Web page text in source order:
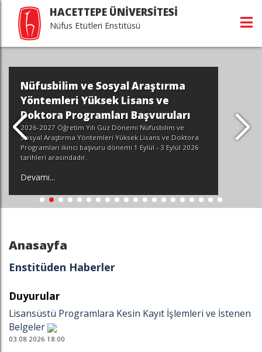
HACETTEPE ÜNİVERSİTESİ
Nüfus Etütleri Enstitüsü
Nüfusbilim ve Sosyal Araştırma
Yöntemleri Yüksek Lisans ve
Doktora Programları Başvuruları
2026-2027 Öğretim Yılı Güz Dönemi Nüfusbilim ve
Sosyal Araştırma Yöntemleri Yüksek Lisans ve Doktora
Programları ikinci başvuru dönemi 1 Eylül - 3 Eylül 2026
tarihleri arasındadır.
Devamı...
Anasayfa
Enstitüden Haberler
Duyurular
Lisansüstü Programlara Kesin Kayıt İşlemleri ve İstenen
Belgeler
03.08.2026 18:00